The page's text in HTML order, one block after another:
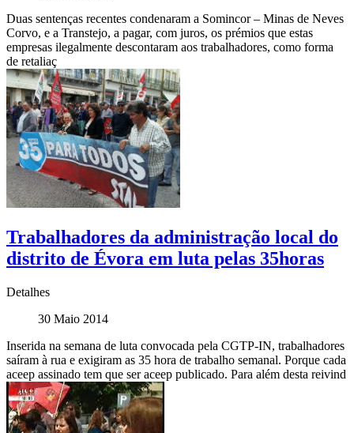
Duas sentenças recentes condenaram a Somincor – Minas de Neves
Corvo, e a Transtejo, a pagar, com juros, os prémios que estas
empresas ilegalmente descontaram aos trabalhadores, como forma
de retaliaç
Trabalhadores da administração local do
distrito de Évora em luta pelas 35horas
Detalhes
30 Maio 2014
Inserida na semana de luta convocada pela CGTP-IN, trabalhadores
saíram à rua e exigiram as 35 hora de trabalho semanal. Porque cada
aceep assinado tem que ser aceep publicado. Para além desta reivind